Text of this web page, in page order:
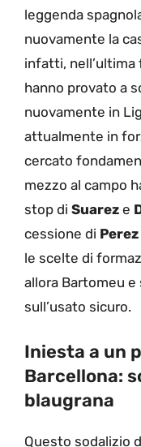
leggenda
nuovamente la
infatti, nell’ultima
hanno provato a
nuovamente in
attualmente in
cercato
mezzo al campo
stop di Suarez e
cessione di Perez
le scelte di
allora Bartomeu
sull’usato sicuro.
Iniesta a un
Barcellona:
blaugrana
Questo sodalizio